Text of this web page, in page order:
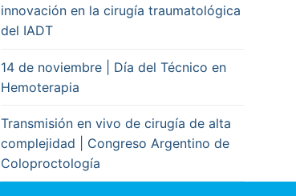
innovación en la cirugía traumatológica
del IADT
14 de noviembre | Día del Técnico en
Hemoterapia
Transmisión en vivo de cirugía de alta
complejidad | Congreso Argentino de
Coloproctología